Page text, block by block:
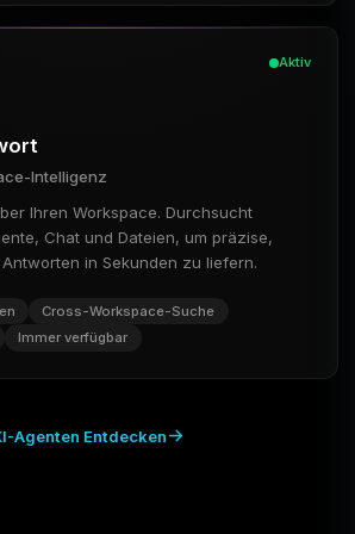
Aktiv
Intelligenz
Ihren Workspace. Durchsucht
Chat und Dateien, um präzise,
in Sekunden zu liefern.
Cross-Workspace-Suche
Immer verfügbar
Agenten Entdecken